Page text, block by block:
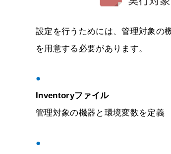
設定を行うためには、管理対象の
を用意する必要があります。
●
Inventoryファイル
管理対象の機器と環境変数を定義
●